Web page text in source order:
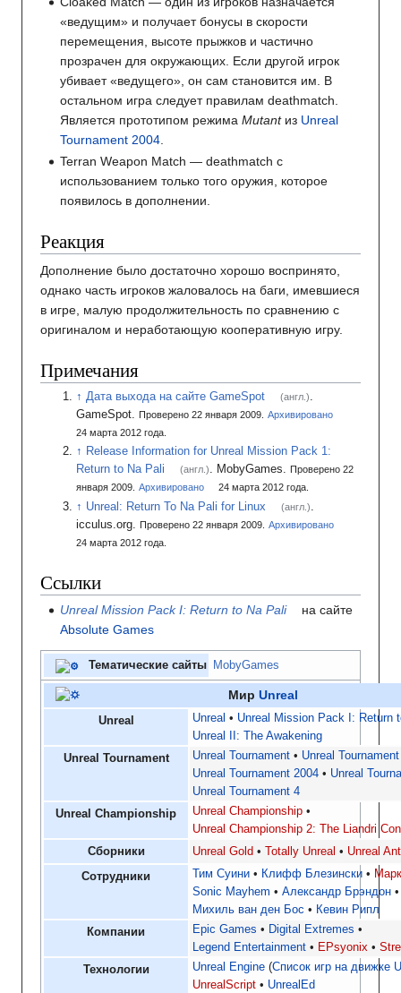
«ведущим» и получает бонусы в скорости
перемещения, высоте прыжков и частично
прозрачен для окружающих. Если другой игрок
убивает «ведущего», он сам становится им. В
остальном игра следует правилам deathmatch.
Является прототипом режимаMutantиз Unreal
Tournament 2004.
Terran Weapon Match — deathmatch с
использованием только того оружия, которое
появилось в дополнении.
Реакция
Дополнение было достаточно хорошо воспринято,
однако часть игроков жаловалось на баги, имевшиеся
в игре, малую продолжительность по сравнению с
оригиналом и неработающую кооперативную игру.
Примечания
Дата выхода на сайте GameSpot (англ.).
GameSpot. Проверено 22 января 2009.
Архивировано
24 марта 2012 года.
Release Information for Unreal Mission Pack 1:
Return to Na Pali
(англ.). MobyGames. Проверено 22
января 2009.
Архивировано 24 марта 2012 года.
Unreal: Return To Na Pali for Linux (англ.)
icculus.org.
Проверено 22 января 2009.
Архивировано
24 марта 2012 года.
Ссылки
Unreal Mission Pack I: Return to Na Pali
на сайте
Absolute Games
Тематические сайты MobyGames
Мир Unreal
Unreal Unreal • Unreal Mission Pack I: Return
Unreal II: The Awakening
Unreal Tournament
Unreal Tournament • Unreal
Unreal Tournament 2004 • Unreal
Unreal Tournament 4
Unreal Championship
Unreal Championship •
Unreal Championship 2: The Liandri
Сборники
Unreal Gold • Totally Unreal • Unreal
Сотрудники
Тим Суини • Клифф Блезински •
Sonic Mayhem •Александр Брэндон •
Михиль ван ден Бос • Кевин Рипл
Компании
Epic Games • Digital Extremes •
Legend Entertainment • EPsyonix •
Технологии
Unreal Engine (Список игр на движке
UnrealScript • UnrealEd